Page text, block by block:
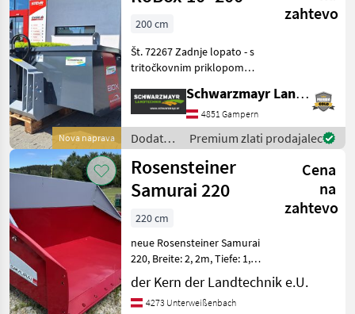
Marketplace
trgovcev oglasi
Nova naprava
zahtevo
200 cm
Št. 72267 Zadnje lopato - s
tritočkovnim priklopom
dvovaljnim sistemom,
dvojnega delovanja - s
snemljivo stransko
steno/zadnjo steno - z va
Schwarzmayr Landtechnik GmbH - Gampern
4851 Gampern
Dodatna
oprema
za
traktorje
/
Rosensteiner
Premium zlati prodajalec
Rosensteiner
Samurai 220
Cena
na
zahtevo
220 cm
neue Rosensteiner Samurai
220, Breite: 2, 2m, Tiefe: 1,
25m, 3500kg Nutzlast,
Bordwandschwenkvorrichtung
und
der Kern der Landtechnik e.U.
4273 Unterweißenbach